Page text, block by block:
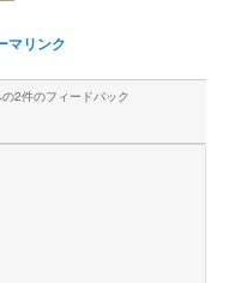
マリンク
の2件のフィードバック